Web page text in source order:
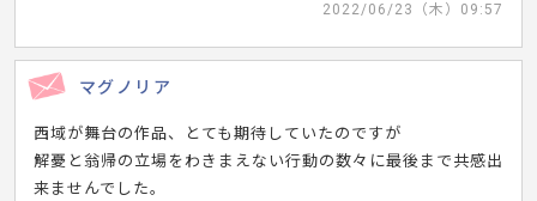
2022/06/23（木）09:57
マグノリア
西域が舞台の作品、とても期待していたのですが
解憂と翁帰の立場をわきまえない行動の数々に最後まで共感出
来ませんでした。